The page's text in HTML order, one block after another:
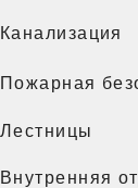
Канализация
Пожарная
Лестницы
Внутренняя